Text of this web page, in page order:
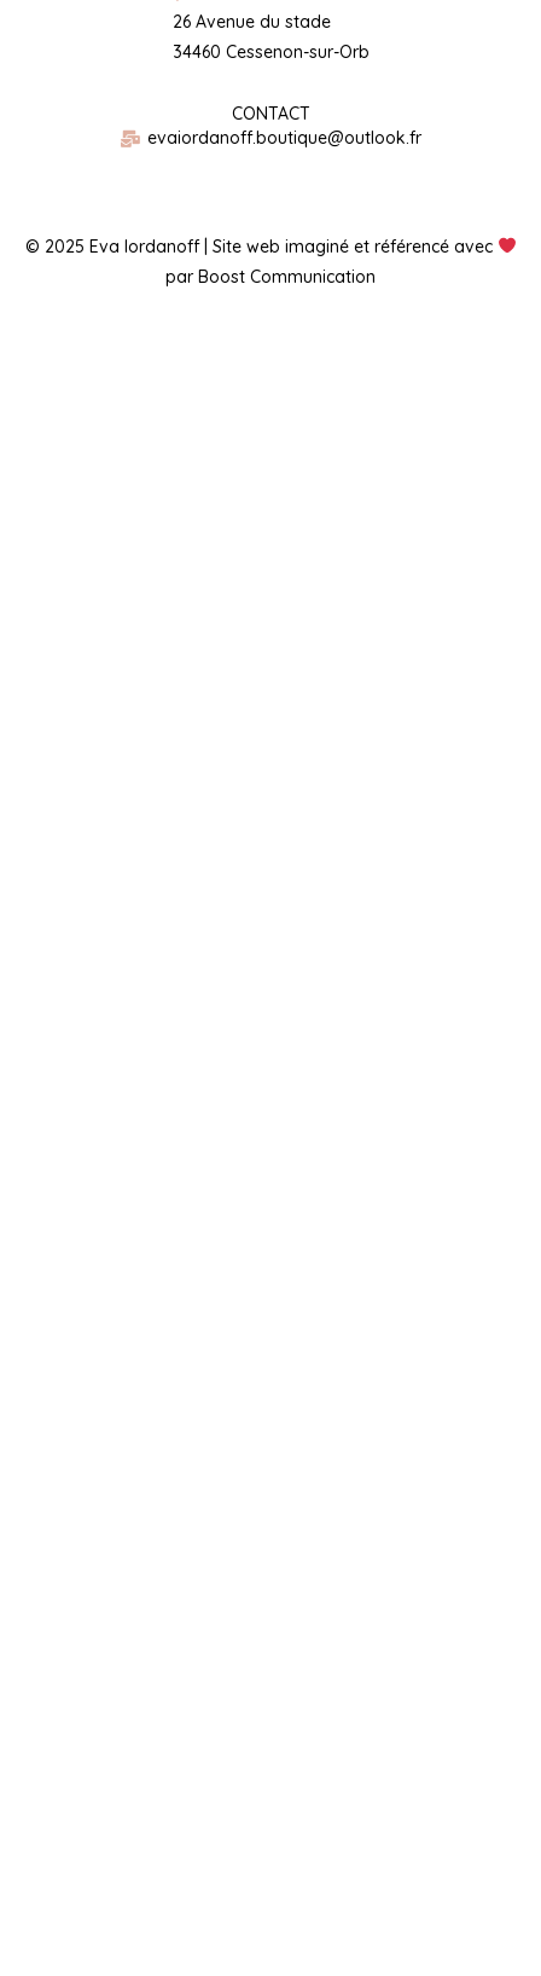
26 Avenue du stade
34460 Cessenon-sur-Orb
CONTACT
evaiordanoff.boutique@outlook.fr
© 2025 Eva Iordanoff | Site web imaginé et référencé avec
par Boost Communication